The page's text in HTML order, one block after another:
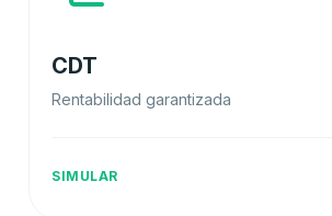
CDT
Rentabilidad garantizada
SIMULAR